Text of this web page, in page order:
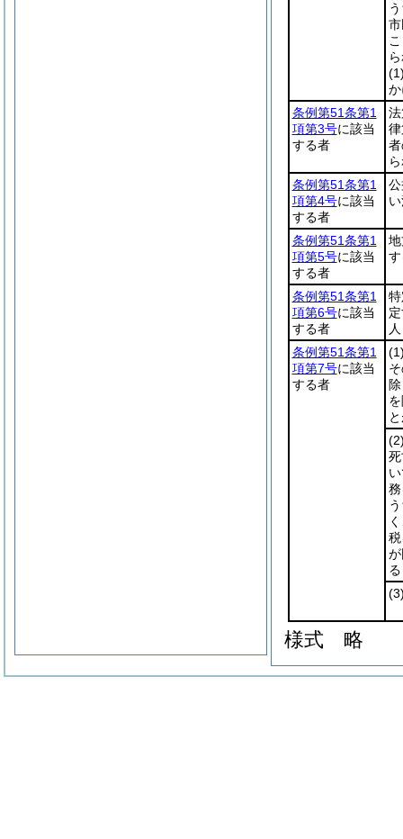
条例第51条第1
項第3号に該当
する者
条例第51条第1
項第4号に該当
する者
条例第51条第1
項第5号に該当
する者
条例第51条第1
項第6号に該当
する者
人
条例第51条第1
項第7号に該当
する者
様式 略